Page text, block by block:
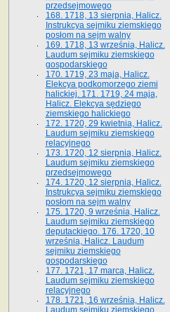
przedsejmowego
168. 1718, 13 sierpnia, Halicz.
Instrukcya sejmiku ziemskiego
posłom na sejm walny
169. 1718, 13 września, Halicz.
Laudum sejmiku ziemskiego
gospodarskiego
170. 1719, 23 maja, Halicz.
Elekcya podkomorzego ziemi
halickiej. 171. 1719, 24 maja,
Halicz. Elekcya sędziego
ziemskiego halickiego
172. 1720, 29 kwietnia, Halicz.
Laudum sejmiku ziemskiego
relacyjnego
173. 1720, 12 sierpnia, Halicz.
Laudum sejmiku ziemskiego
przedsejmowego
174. 1720, 12 sierpnia, Halicz.
Instrukcya sejmiku ziemskiego
posłom na sejm walny
175. 1720, 9 września, Halicz.
Laudum sejmiku ziemskiego
deputackiego. 176. 1720, 10
września, Halicz. Laudum
sejmiku ziemskiego
gospodarskiego
177. 1721, 17 marca, Halicz.
Laudum sejmiku ziemskiego
relacyjnego
178. 1721, 16 września, Halicz.
Laudum sejmiku ziemskiego